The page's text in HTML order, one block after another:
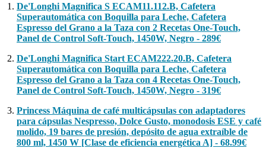
De'Longhi Magnifica S ECAM11.112.B, Cafetera
Superautomática con Boquilla para Leche, Cafetera
Espresso del Grano a la Taza con 2 Recetas One-Touch,
Panel de Control Soft-Touch, 1450W, Negro - 289€
De'Longhi Magnifica Start ECAM222.20.B, Cafetera
Superautomática con Boquilla para Leche, Cafetera
Espresso del Grano a la Taza con 4 Recetas One-Touch,
Panel de Control Soft-Touch, 1450W, Negro - 319€
Princess Máquina de café multicápsulas con adaptadores
para cápsulas Nespresso, Dolce Gusto, monodosis ESE y café
molido, 19 bares de presión, depósito de agua extraíble de
800 ml, 1450 W [Clase de eficiencia energética A] - 68.99€